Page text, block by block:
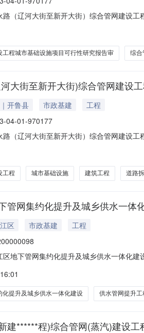
路（辽河大街至新开大街）综合管网建设
行性研究报告审批办结2026-03-17开发改
工程城市基础设施项目可行性研究报告审 综合
大街至新开大街)综合管网建设
开鲁县 市政基建
工程
04-01-970177
路（辽河大街至新开大街）综合管网建设
审批办结2026-03-18开发改字[2026]53号
工程 城市基础设施 建筑工程 道路
管网集约化提升及城乡供水一体
区 市政基建
工程
区地下管网集约化提升及城乡供水一体化
)25239.00环保投资(万元)1261.95拟投入
化提升及城乡供水一体化建设 供水管网提升工
建******程)综合管网(蒸汽)建设